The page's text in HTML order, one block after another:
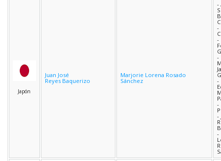
Japón
Juan José
Reyes Baquerizo
Marjorie Lorena Rosado
Sánchez
-
-
-
-
-
-
-
-